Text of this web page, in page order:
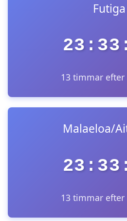
Futiga
13 timmar efter
Malaeloa/
13 timmar efter